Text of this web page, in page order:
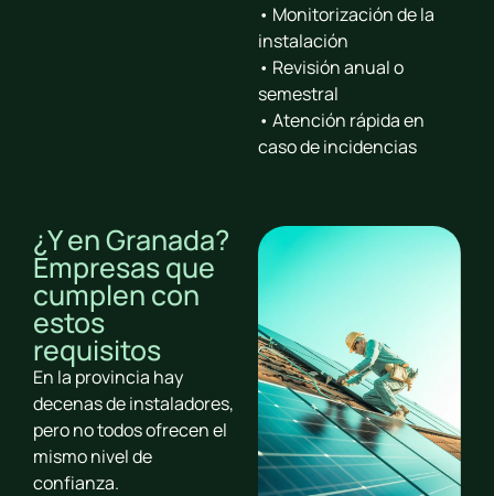
• Monitorización de la
instalación
• Revisión anual o
semestral
• Atención rápida en
caso de incidencias
¿Y en Granada?
Empresas que
cumplen con
estos
requisitos
En la provincia hay
decenas de instaladores,
pero no todos ofrecen el
mismo nivel de
confianza.